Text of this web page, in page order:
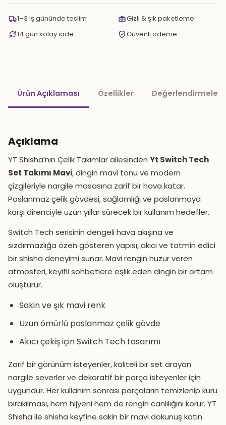
Mavi
adet
1–3 iş gününde teslim
Gizli & şık paketleme
14 gün kolay iade
Güvenli ödeme
Ürün Açıklaması Özellikler Değerlendirmeler
Açıklama
YT Shisha’nın Çelik Takımlar ailesinden Yt Switch Tech
Set Takımı Mavi, dingin mavi tonu ve modern
çizgileriyle nargile masasına zarif bir hava katar.
Paslanmaz çelik gövdesi, sağlamlığı ve paslanmaya
karşı direnciyle uzun yıllar sürecek bir kullanım hedefler.
Switch Tech serisinin dengeli hava akışına ve
sızdırmazlığa özen gösteren yapısı, akıcı ve tatmin edici
bir shisha deneyimi sunar. Mavi rengin huzur veren
atmosferi, keyifli sohbetlere eşlik eden dingin bir ortam
oluşturur.
Sakin ve şık mavi renk
Uzun ömürlü paslanmaz çelik gövde
Akıcı çekiş için Switch Tech tasarımı
Zarif bir görünüm isteyenler, kaliteli bir set arayan
nargile severler ve dekoratif bir parça isteyenler için
uygundur. Her kullanım sonrası parçaların temizlenip kuru
bırakılması, hem hijyeni hem de rengin canlılığını korur. YT
Shisha ile shisha keyfine sakin bir mavi dokunuş katın.